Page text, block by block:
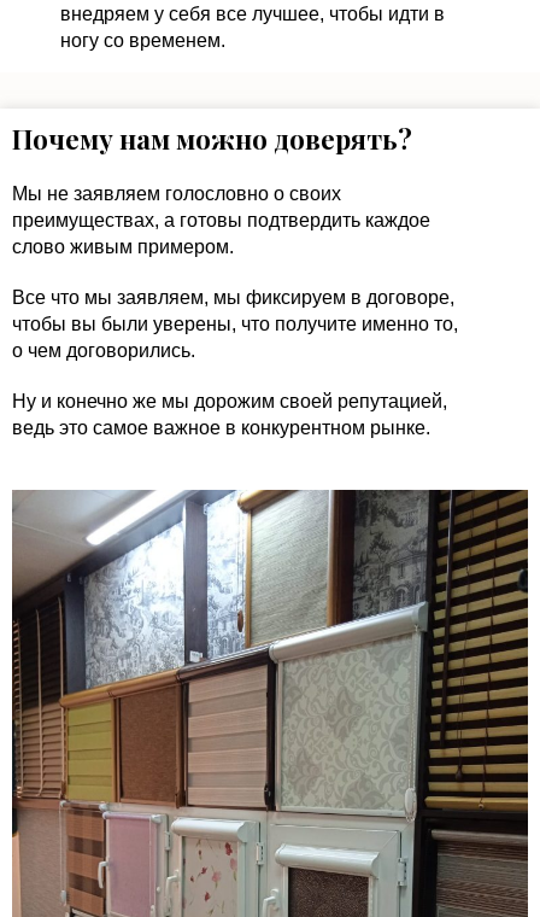
внедряем у себя все лучшее, чтобы идти в
ногу со временем.
Почему нам можно доверять?
Мы не заявляем голословно о своих
преимуществах, а готовы подтвердить каждое
слово живым примером.
Все что мы заявляем, мы фиксируем в договоре,
чтобы вы были уверены, что получите именно то,
о чем договорились.
Ну и конечно же мы дорожим своей репутацией,
ведь это самое важное в конкурентном рынке.